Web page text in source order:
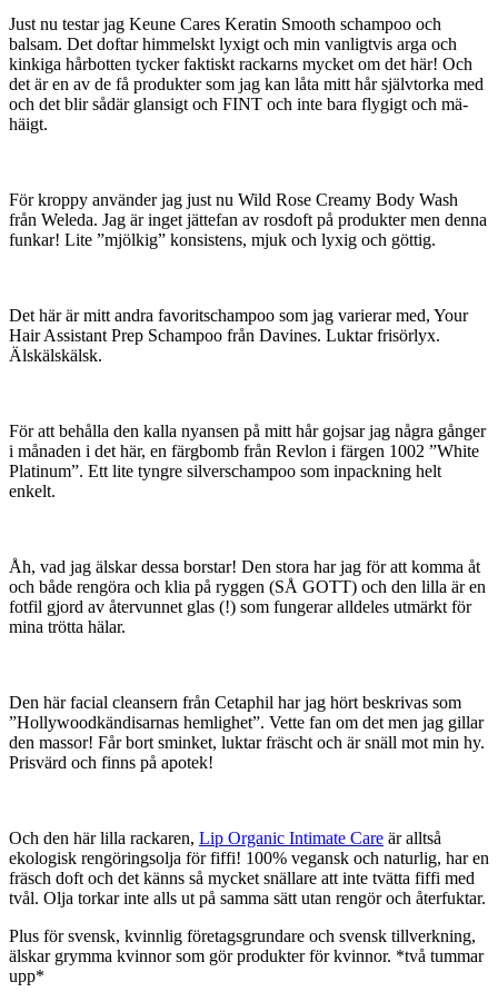
Just nu testar jag Keune Cares Keratin Smooth schampoo och
balsam. Det doftar himmelskt lyxigt och min vanligtvis arga och
kinkiga hårbotten tycker faktiskt rackarns mycket om det här! Och
det är en av de få produkter som jag kan låta mitt hår självtorka med
och det blir sådär glansigt och FINT och inte bara flygigt och mä-
häigt.
För kroppy använder jag just nu Wild Rose Creamy Body Wash
från Weleda. Jag är inget jättefan av rosdoft på produkter men denna
funkar! Lite ”mjölkig” konsistens, mjuk och lyxig och göttig.
Det här är mitt andra favoritschampoo som jag varierar med, Your
Hair Assistant Prep Schampoo från Davines. Luktar frisörlyx.
Älskälskälsk.
För att behålla den kalla nyansen på mitt hår gojsar jag några gånger
i månaden i det här, en färgbomb från Revlon i färgen 1002 ”White
Platinum”. Ett lite tyngre silverschampoo som inpackning helt
enkelt.
Åh, vad jag älskar dessa borstar! Den stora har jag för att komma åt
och både rengöra och klia på ryggen (SÅ GOTT) och den lilla är en
fotfil gjord av återvunnet glas (!) som fungerar alldeles utmärkt för
mina trötta hälar.
Den här facial cleansern från Cetaphil har jag hört beskrivas som
”Hollywoodkändisarnas hemlighet”. Vette fan om det men jag gillar
den massor! Får bort sminket, luktar fräscht och är snäll mot min hy.
Prisvärd och finns på apotek!
Och den här lilla rackaren, Lip Organic Intimate Care är alltså
ekologisk rengöringsolja för fiffi! 100% vegansk och naturlig, har en
fräsch doft och det känns så mycket snällare att inte tvätta fiffi med
tvål. Olja torkar inte alls ut på samma sätt utan rengör och återfuktar.
Plus för svensk, kvinnlig företagsgrundare och svensk tillverkning,
älskar grymma kvinnor som gör produkter för kvinnor. *två tummar
upp*